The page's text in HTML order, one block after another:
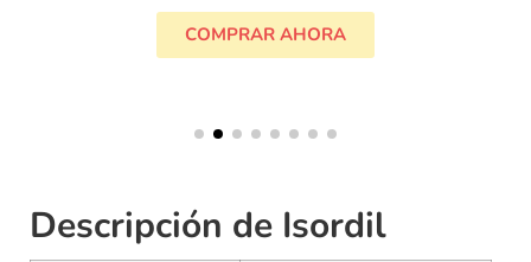
COMPRAR AHORA
Descripción de Isordil